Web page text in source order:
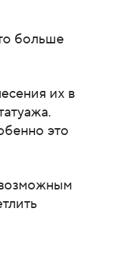
больше
их в
это